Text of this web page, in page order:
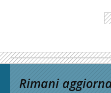
Rimani